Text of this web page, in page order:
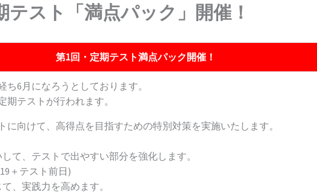
テスト「満点パック」開催！
第1回・定期テスト満点パック開催！
6月になろうとしております。
期テストが行われます。
向けて、高得点を目指すための特別対策を実施いたします。
、テストで出やすい部分を強化します。
＋テスト前日)
、実践力を高めます。